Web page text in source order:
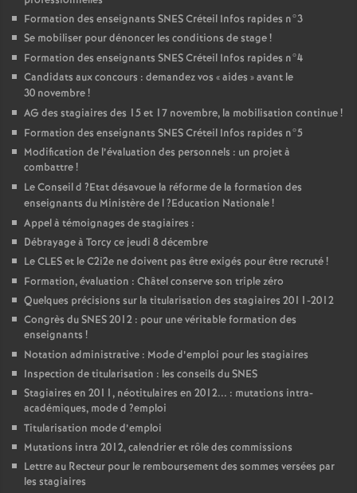
Formation des enseignants SNESCréteil Infos rapides n°3
Se mobiliser pour dénoncer les conditions de stage!
Formation des enseignants SNESCréteil Infos rapides n°4
Candidats aux concours : demandez vos «aides » avant le
30 novembre!
AG des stagiaires des 15 et 17 novembre, la mobilisation continue!
Formation des enseignants SNESCréteil Infos rapides n°5
Modification de l’évaluation des personnels : un projet à
combattre!
Le Conseil d ?Etat désavoue la réforme de la formation des
enseignants du Ministère de l?Education Nationale!
Appel à témoignages de stagiaires :
Débrayage à Torcy ce jeudi 8 décembre
LeCLESet le C2i2e ne doivent pas être exigés pour être recruté!
Formation, évaluation : Châtel conserve son triple zéro
Quelques précisions sur la titularisation des stagiaires 2011-2012
Congrès duSNES2012 : pour une véritable formation des
enseignants !
Notation administrative : Mode d’emploi pour les stagiaires
Inspection de titularisation : les conseils duSNES
Stagiaires en 2011, néotitulaires en 2012... : mutations intra-
académiques, mode d ?emploi
Titularisation mode d’emploi
Mutations intra 2012, calendrier et rôle des commissions
Lettre au Recteur pour le remboursement des sommes versées par
les stagiaires